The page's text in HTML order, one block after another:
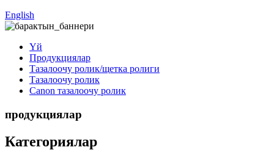
English
Үй
Продукциялар
Тазалоочу ролик/щетка ролиги
Тазалоочу ролик
Canon тазалоочу ролик
продукциялар
Категориялар